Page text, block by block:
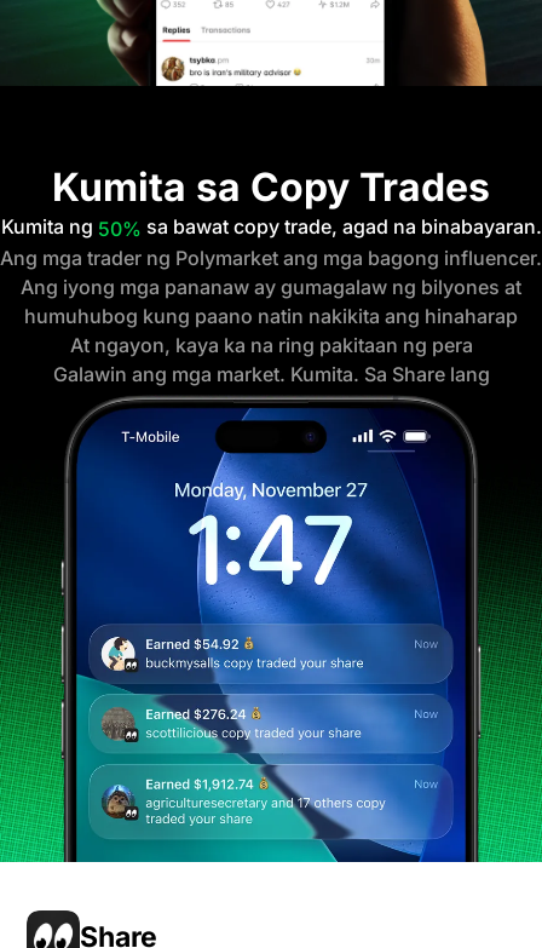
Kumita sa Copy Trades
Kumita ng 50% sa bawat copy trade, agad na binabayaran.
Ang mga trader ng Polymarket ang mga bagong influencer.
Ang iyong mga pananaw ay gumagalaw ng bilyones at
humuhubog kung paano natin nakikita ang hinaharap
At ngayon, kaya ka na ring pakitaan ng pera
Galawin ang mga market. Kumita. Sa Share lang
Share